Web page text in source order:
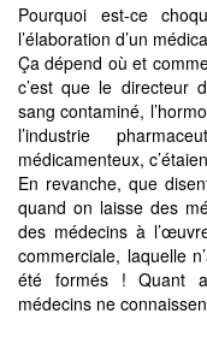
Pourquoi est-ce
l’élaboration d’un
Ça dépend où et
c’est que le directeur
sang contaminé,
l’industrie
médicamenteux,
En revanche, que
quand on laisse des
des médecins à
commerciale, laquelle
été formés ! Quant
médecins ne